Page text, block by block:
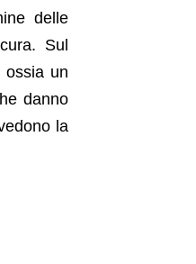
delle
Sul
ossia un
danno
la